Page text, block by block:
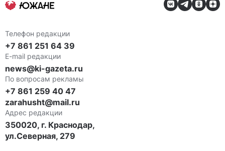
Телефон редакции
+7 861 251 64 39
E-mail редакции
news@ki-gazeta.ru
По вопросам рекламы
+7 861 259 40 47
zarahusht@mail.ru
Адрес редакции
350020, г. Краснодар,
ул.Северная, 279